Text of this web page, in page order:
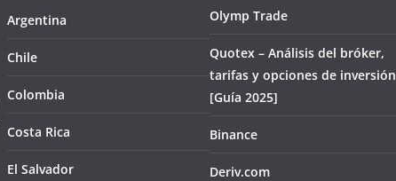
Argentina
Chile
Colombia
Costa Rica
El Salvador
Olymp Trade
Quotex – Análisis del bróker,
tarifas y opciones de inversión
[Guía 2025]
Binance
Deriv.com